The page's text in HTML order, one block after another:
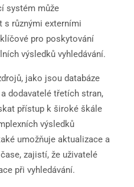
systém může
s různými externími
pro poskytování
výsledků vyhledávání.
jako jsou databáze
dodavatelé třetích stran,
přístup k široké škále
výsledků
umožňuje aktualizace a
zajistí, že uživatelé
při vyhledávání.